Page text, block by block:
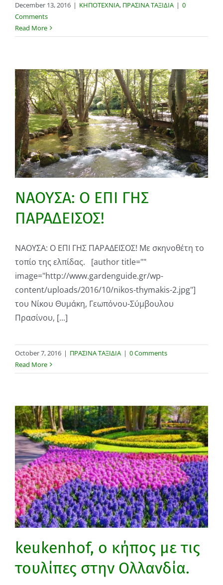
December 13, 2016 | ΚΗΠΟΤΕΧΝΙΑ, ΠΡΑΣΙΝΑ ΤΑΞΙΔΙΑ | 0
Comments
Read More
ΝΑΟΥΣΑ: Ο ΕΠΙ ΓΗΣ
ΠΑΡΑΔΕΙΣΟΣ!
ΝΑΟΥΣΑ: Ο ΕΠΙ ΓΗΣ ΠΑΡΑΔΕΙΣΟΣ! Με σκηνοθέτη το
τοπίο της ελπίδας. [author title=""
image="http://www.gardenguide.gr/wp-
content/uploads/2016/10/nikos-thymakis-2.jpg"]
του Νίκου Θυμάκη, Γεωπόνου-Σύμβουλου
Πρασίνου, [...]
October 7, 2016 | ΠΡΑΣΙΝΑ ΤΑΞΙΔΙΑ | 0 Comments
Read More
keukenhof, ο κήπος με τις
τουλίπες στην Ολλανδία.